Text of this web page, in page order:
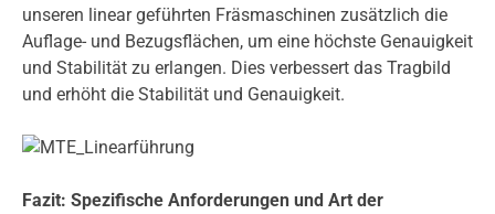
unseren linear geführten Fräsmaschinen zusätzlich die
Auflage- und Bezugsflächen, um eine höchste Genauigkeit
und Stabilität zu erlangen. Dies verbessert das Tragbild
und erhöht die Stabilität und Genauigkeit.
Fazit: Spezifische Anforderungen und Art der